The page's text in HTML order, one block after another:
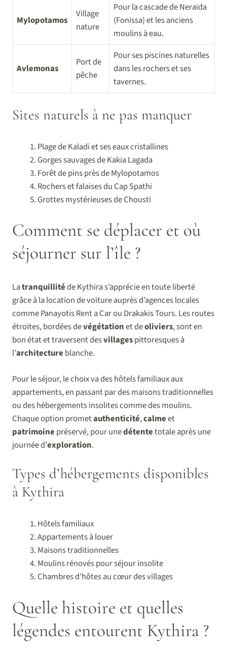
Mylopotamos
Village
nature
Pour la cascade de Neraida
(Fonissa) et les anciens
moulins à eau.
Avlemonas
Port de
pêche
Pour ses piscines naturelles
dans les rochers et ses
tavernes.
Sites naturels à ne pas manquer
Plage de Kaladi et ses eaux cristallines
Gorges sauvages de Kakia Lagada
Forêt de pins près de Mylopotamos
Rochers et falaises du Cap Spathi
Grottes mystérieuses de Chousti
Comment se déplacer et où
séjourner sur l’île ?
Latranquillitéde Kythira s’apprécie en toute liberté
grâce à la location de voiture auprès d’agences locales
comme Panayotis Rent a Car ou Drakakis Tours. Les routes
étroites, bordées devégétationet deoliviers, sont en
bon état et traversent desvillagespittoresques à
l’architecture blanche.
Pour le séjour, le choix va des hôtels familiaux aux
appartements, en passant par des maisons traditionnelles
ou des hébergements insolites comme des moulins.
Chaque option prometauthenticité,calmeet
patrimoine préservé, pour unedétentetotale après une
journée d’exploration.
Types d’hébergements disponibles
à Kythira
Hôtels familiaux
Appartements à louer
Maisons traditionnelles
Moulins rénovés pour séjour insolite
Chambres d’hôtes au cœur des villages
Quelle histoire et quelles
légendes entourent Kythira ?